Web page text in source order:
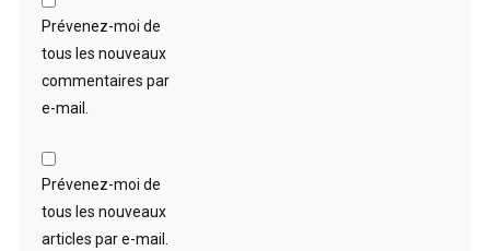
Prévenez-moi de
tous les nouveaux
commentaires par
e-mail.
Prévenez-moi de
tous les nouveaux
articles par e-mail.